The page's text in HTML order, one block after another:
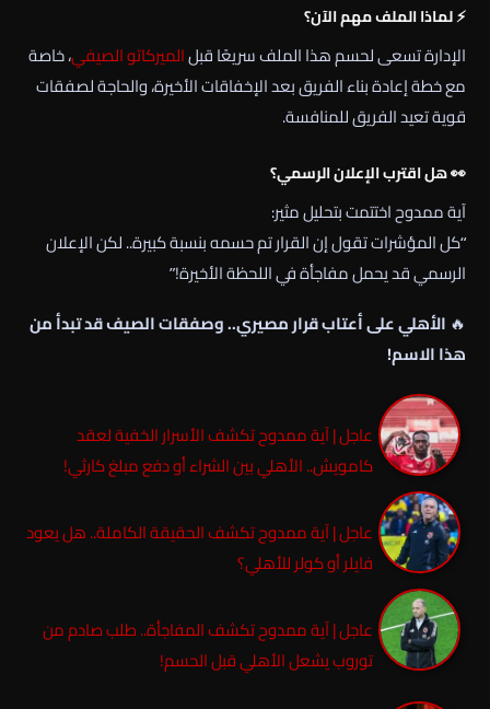
⚡ لماذا الملف مهم الآن؟
الإدارة تسعى لحسم هذا الملف سريعًا قبلالميركاتو الصيفي، خاصة
مع خطة إعادة بناء الفريق بعد الإخفاقات الأخيرة، والحاجة لصفقات
قوية تعيد الفريق للمنافسة.
👀 هل اقترب الإعلان الرسمي؟
آية ممدوح اختتمت بتحليل مثير:
“كل المؤشرات تقول إن القرار تم حسمه بنسبة كبيرة.. لكن الإعلان
الرسمي قد يحمل مفاجأة في اللحظة الأخيرة!”
🔥 الأهلي على أعتاب قرار مصيري.. وصفقات الصيف قد تبدأ من
هذا الاسم!
عاجل | آية ممدوح تكشف الأسرار الخفية لعقد
كامويش.. الأهلي بين الشراء أو دفع مبلغ كارثي!
عاجل | آية ممدوح تكشف الحقيقة الكاملة.. هل يعود
فايلر أو كولر للأهلي؟
عاجل | آية ممدوح تكشف المفاجأة.. طلب صادم من
توروب يشعل الأهلي قبل الحسم!